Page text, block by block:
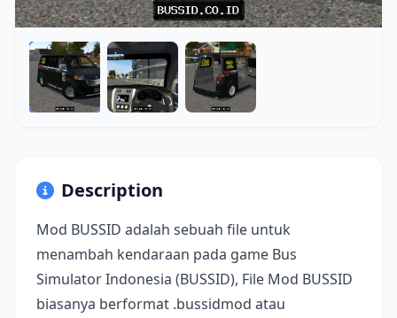
Description
Mod BUSSID adalah sebuah file untuk
menambah kendaraan pada game Bus
Simulator Indonesia (BUSSID), File Mod BUSSID
biasanya berformat .bussidmod atau